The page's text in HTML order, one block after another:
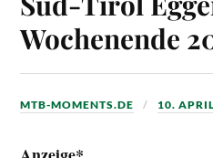
Wochenende
MTB-MOMENTS.DE 10.